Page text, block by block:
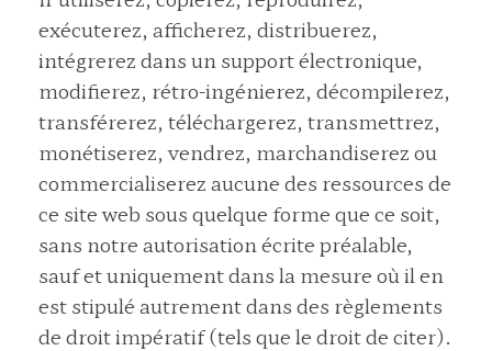
exécuterez, afficherez, distribuerez,
intégrerez dans un support électronique,
modifierez, rétro-ingénierez, décompilerez,
transférerez, téléchargerez, transmettrez,
monétiserez, vendrez, marchandiserez ou
commercialiserez aucune des ressources de
ce site web sous quelque forme que ce soit,
sans notre autorisation écrite préalable,
sauf et uniquement dans la mesure où il en
est stipulé autrement dans des règlements
de droit impératif (tels que le droit de citer).